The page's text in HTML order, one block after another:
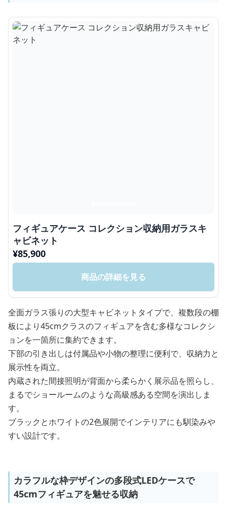
フィギュアケース コレクション収納用ガラスキ
ャビネット
¥85,900
商品の詳細を見る
全面ガラス張りの大型キャビネットタイプで、複数段の棚
板により45cmクラスのフィギュアを含む多様なコレクシ
ョンを一箇所に集約できます。
下部の引き出しは付属品や小物の整理に便利で、収納力と
展示性を両立。
内蔵された間接照明が背面から柔らかく展示品を照らし、
まるでショールームのような高級感ある空間を演出しま
す。
ブラックとホワイトの2色展開でインテリアにも馴染みや
すい設計です。
カラフルな枠デザインの多段式LEDケースで
45cmフィギュアを魅せる収納